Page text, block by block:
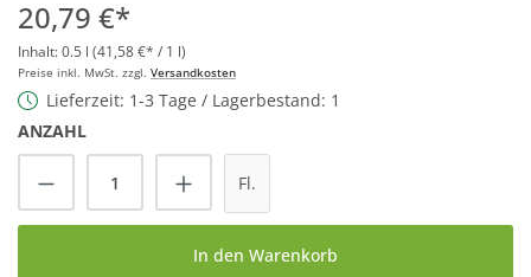
20,79 €*
Inhalt:0.5 l (41,58 €* / 1 l)
Preise inkl. MwSt. zzgl. Versandkosten
Lieferzeit: 1-3 Tage / Lagerbestand: 1
ANZAHL
Produkt Anzahl: Gib den gewünschten
Fl.
In den Warenkorb